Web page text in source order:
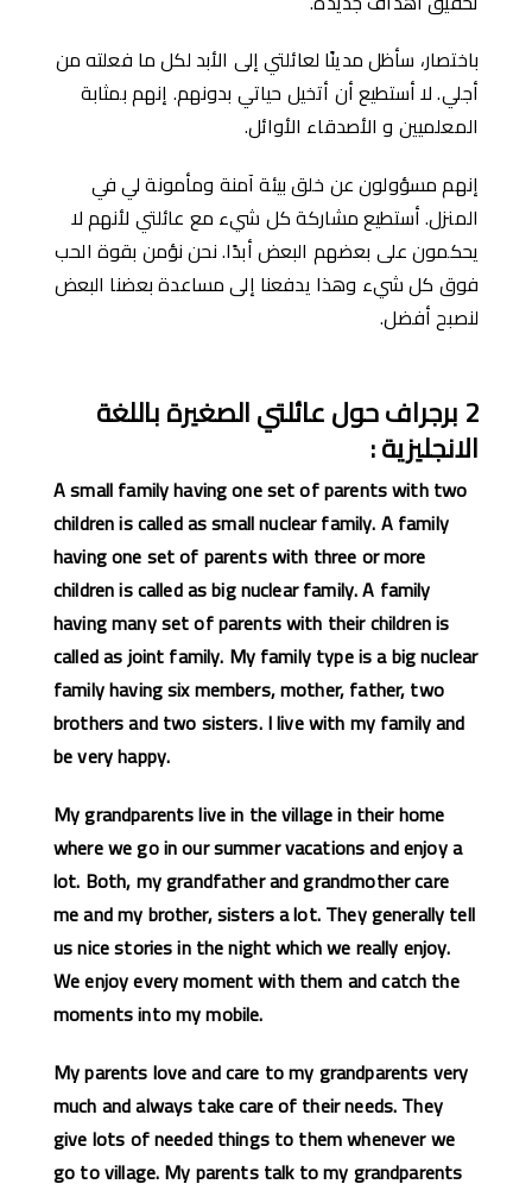
باختصار، سأظل مدينًا لعائلتي إلى الأبد لكل ما فعلته من
أجلي. لا أستطيع أن أتخيل حياتي بدونهم. إنهم بمثابة
المعلميين و اﻷصدقاء الأوائل.
إنهم مسؤولون عن خلق بيئة آمنة ومأمونة لي في
المنزل. أستطيع مشاركة كل شيء مع عائلتي لأنهم لا
يحكمون على بعضهم البعض أبدًا. نحن نؤمن بقوة الحب
فوق كل شيء وهذا يدفعنا إلى مساعدة بعضنا البعض
لنصبح أفضل.
2برجراف حول عائلتي الصغيرةباللغة
الانجليزية:
A small family having one set of parents with two
children is called assmall nuclear family. A family
having one set of parents with three or more
children is called as big nuclear family. A family
having many set of parents with their children is
called as joint family. My family type is a big nuclear
family having six members, mother, father, two
brothers and two sisters. I live with my family and
be very happy.
My grandparents live in the village in their home
where we go in our summer vacations and enjoy a
lot. Both, my grandfather and grandmother care
me and my brother, sisters a lot. They generally tell
us nice stories in the night which we really enjoy.
We enjoy every moment with them and catch the
moments into my mobile.
My parents love and care to my grandparents very
much and always take care of their needs. They
give lots of needed things to them whenever we
go to village. My parents talk to my grandparents